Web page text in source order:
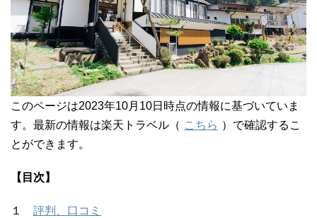
このページは2023年10月10日時点の情報に基づいていま
す。最新の情報は楽天トラベル（ こちら ）で確認するこ
とができます。
【目次】
１ 評判、口コミ